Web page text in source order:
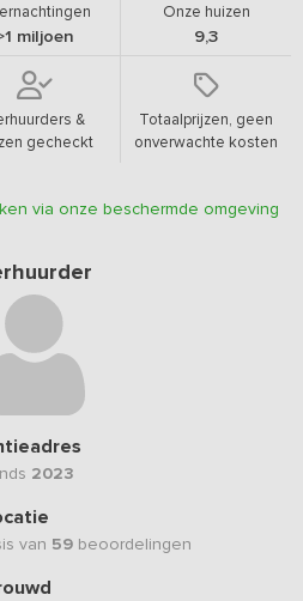
miljoen
Onze huizen
9,3
&
gecheckt
Totaalprijzen, geen
onverwachte kosten
via onze beschermde omgeving
2023
van 59 beoordelingen